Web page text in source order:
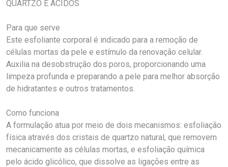
QUARTZO E ÁCIDOS
Para que serve
Este esfoliante corporal é indicado para a remoção de
células mortas da pele e estímulo da renovação celular.
Auxilia na desobstrução dos poros, proporcionando uma
limpeza profunda e preparando a pele para melhor absorção
de hidratantes e outros tratamentos.
Como funciona
A formulação atua por meio de dois mecanismos: esfoliação
física através dos cristais de quartzo natural, que removem
mecanicamente as células mortas, e esfoliação química
pelo ácido glicólico, que dissolve as ligações entre as